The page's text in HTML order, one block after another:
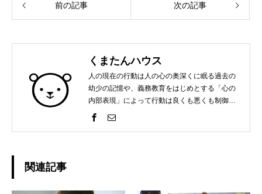
前の記事 次の記事
くまたんハウス
人の現在の行動は人の心の奥深くに眠る過去の
幼少の記憶や、義務教育をはじめとする「心の
内部表現」によって行動は良くも悪くも制御さ
れています。それが常に良い方向に転べばいい
関連記事